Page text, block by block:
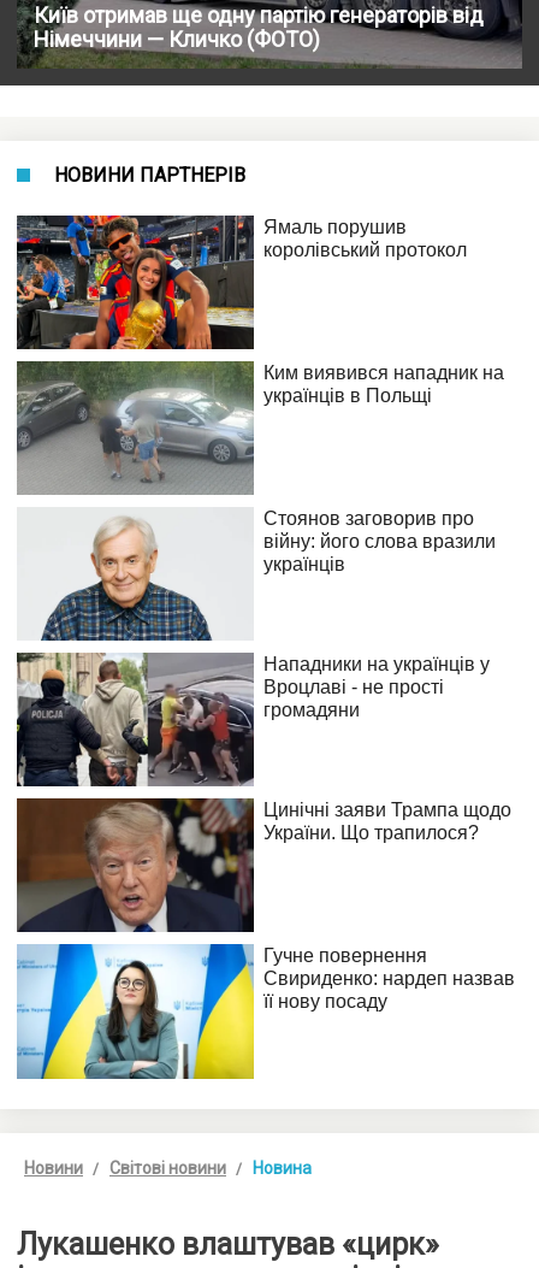
Київ отримав ще одну партію генераторів від
Німеччини — Кличко (ФОТО)
НОВИНИ ПАРТНЕРІВ
Новини Світові новини Новина
Лукашенко влаштував «цирк»